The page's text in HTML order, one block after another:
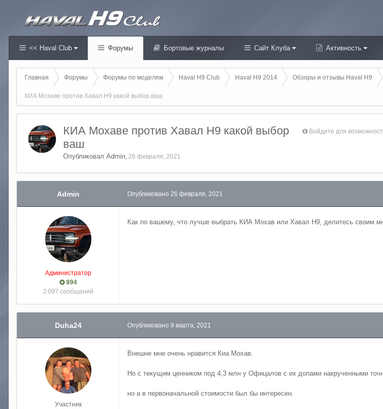
<< Haval Club Форумы Бортовые журналы Сайт Клуба Активность
Главная Форумы Форумы по моделям Haval H9 Club Haval H9 2014 Обзоры и отзывы Haval H9
КИА Мохаве против Хавал Н9 какой выбор ваш
Войдите для
КИА Мохаве против Хавал Н9 какой выбор
ваш
Опубликовал Admin, 26 февраля, 2021
Admin
Администратор
894
2 097 сообщений
Опубликовано 26 февраля, 2021
Как по вашему, что лучше выбрать КИА Мохав или Хавал Н9, делитесь своим
Duha24
Участник
Опубликовано 9 марта, 2021
Внешне мне очень нравится Киа Мохав.
Но с текущим ценником под 4,3 млн у Офицалов с их допами накрученными
но а в первоначальной стоимости был бы интересен.